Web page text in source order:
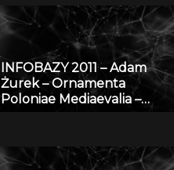
INFOBAZY 2011 – Adam
Żurek – Ornamenta
Poloniae Mediaevalia –
form i detalu na tle
europejskim